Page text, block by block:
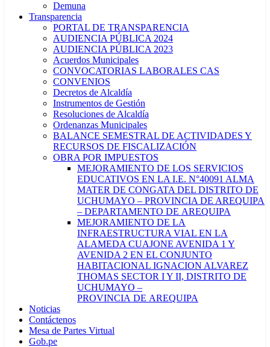
Demuna
Transparencia
PORTAL DE TRANSPARENCIA
AUDIENCIA PÚBLICA 2024
AUDIENCIA PÚBLICA 2023
Acuerdos Municipales
CONVOCATORIAS LABORALES CAS
CONVENIOS
Decretos de Alcaldía
Instrumentos de Gestión
Resoluciones de Alcaldía
Ordenanzas Municipales
BALANCE SEMESTRAL DE ACTIVIDADES Y
RECURSOS DE FISCALIZACIÓN
OBRA POR IMPUESTOS
MEJORAMIENTO DE LOS SERVICIOS
EDUCATIVOS EN LA I.E. N°40091 ALMA
MATER DE CONGATA DEL DISTRITO DE
UCHUMAYO – PROVINCIA DE AREQUIPA
– DEPARTAMENTO DE AREQUIPA
MEJORAMIENTO DE LA
INFRAESTRUCTURA VIAL EN LA
ALAMEDA CUAJONE AVENIDA 1 Y
AVENIDA 2 EN EL CONJUNTO
HABITACIONAL IGNACION ALVAREZ
THOMAS SECTOR I Y II, DISTRITO DE
UCHUMAYO –
PROVINCIA DE AREQUIPA
Noticias
Contáctenos
Mesa de Partes Virtual
Gob.pe